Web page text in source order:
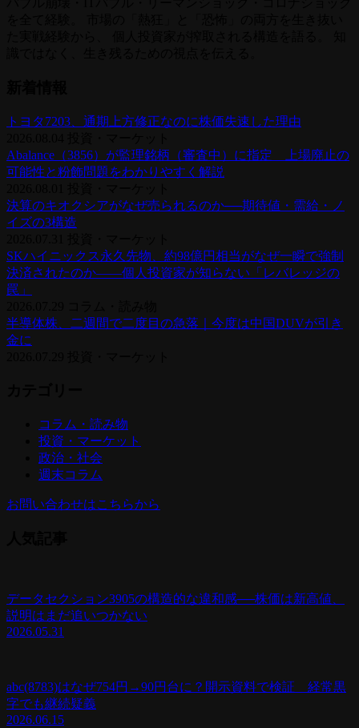
トヨタ7203、通期上方修正なのに株価失速した理由
Abalance（3856）が監理銘柄（審査中）に指定 上場廃止の
可能性と粉飾問題をわかりやすく解説
決算のキオクシアがなぜ売られるのか──期待値・需給・ノ
イズの3構造
SKハイニックス永久先物、約98億円相当がなぜ一瞬で強制
決済されたのか——個人投資家が知らない「レバレッジの
罠」
半導体株、二週間で二度目の急落｜今度は中国DUVが引き
金に
コラム・読み物
投資・マーケット
政治・社会
週末コラム
お問い合わせはこちらから
データセクション3905の構造的な違和感──株価は新高値、
説明はまだ追いつかない
2026.05.31
abc(8783)はなぜ754円→90円台に？開示資料で検証 経常黒
字でも継続疑義
2026.06.15